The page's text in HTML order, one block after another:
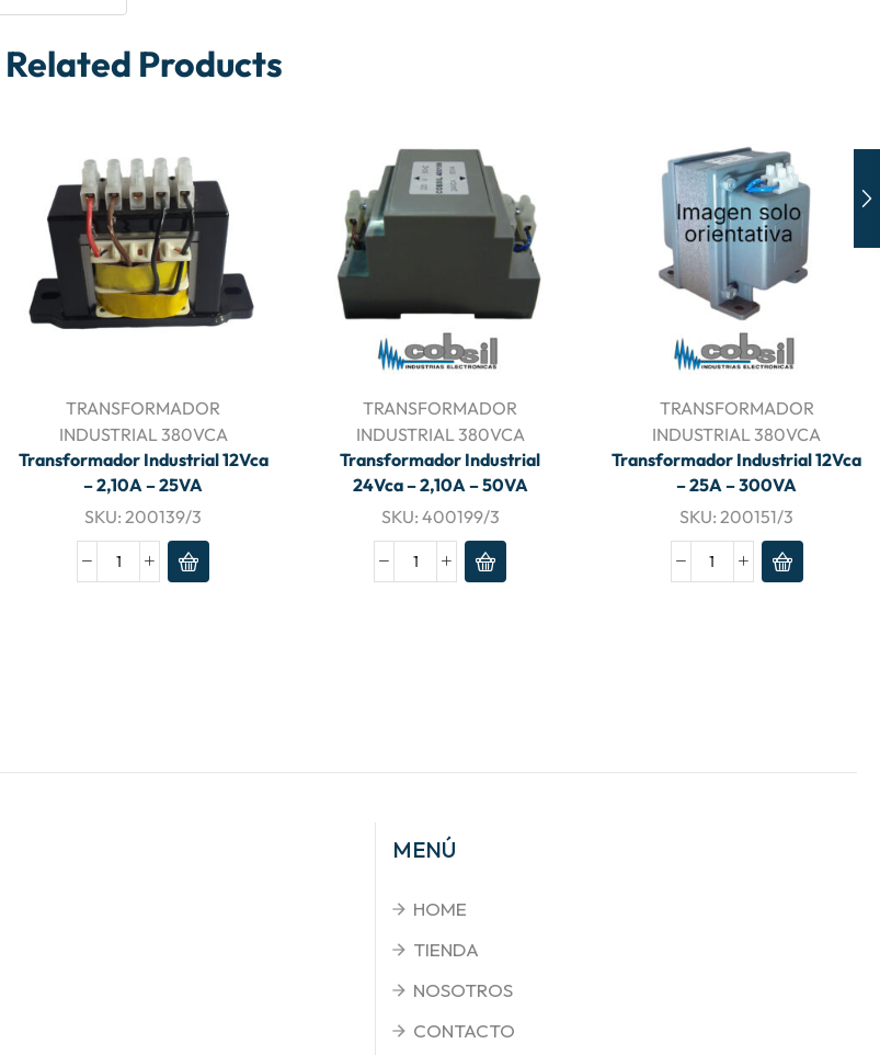
Related Products
TRANSFORMADOR
INDUSTRIAL 380VCA
Transformador Industrial 12Vca
– 2,10A – 25VA
SKU: 200139/3
TRANSFORMADOR
INDUSTRIAL 380VCA
Transformador Industrial
24Vca – 2,10A – 50VA
SKU: 400199/3
TRANSFORMADOR
INDUSTRIAL 380VCA
Transformador Industrial 12Vca
– 25A – 300VA
SKU: 200151/3
MENÚ
HOME
TIENDA
NOSOTROS
CONTACTO